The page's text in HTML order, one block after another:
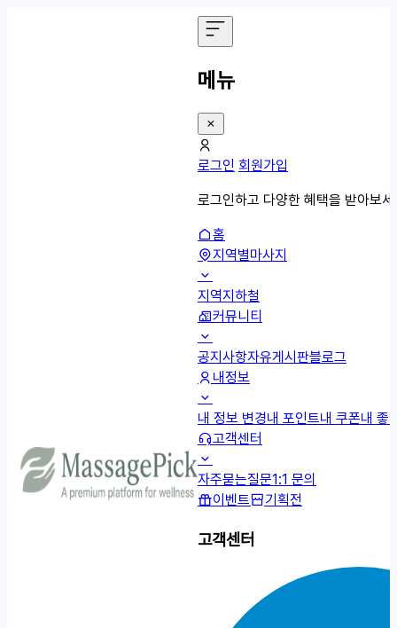
메뉴
로그인 회원가입
로그인하고 다양한 혜택을 받아보
홈
지역별마사지
지역지하철
커뮤니티
공지사항자유게시판블로그
내정보
내 정보 변경내 포인트내 쿠폰내 좋
고객센터
자주묻는질문1:1 문의
이벤트
기획전
고객센터